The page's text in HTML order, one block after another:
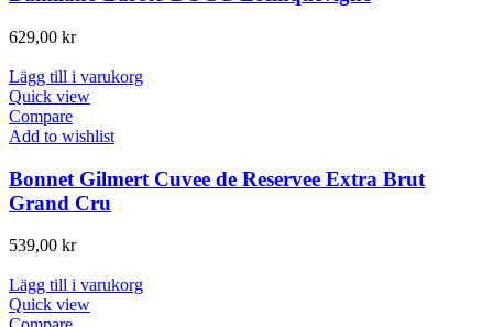
629,00 kr
Lägg till i varukorg
Quick view
Compare
Add to wishlist
Bonnet Gilmert Cuvee de Reservee Extra Brut
Grand Cru
539,00 kr
Lägg till i varukorg
Quick view